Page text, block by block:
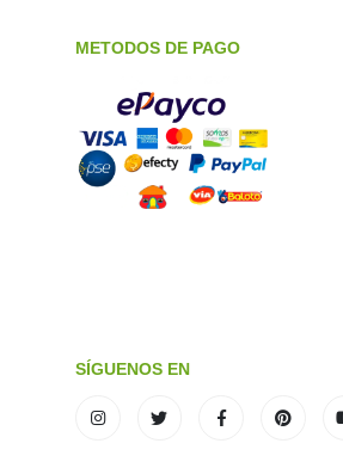
METODOS DE PAGO
SÍGUENOS EN